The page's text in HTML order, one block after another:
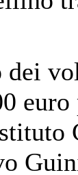
dei